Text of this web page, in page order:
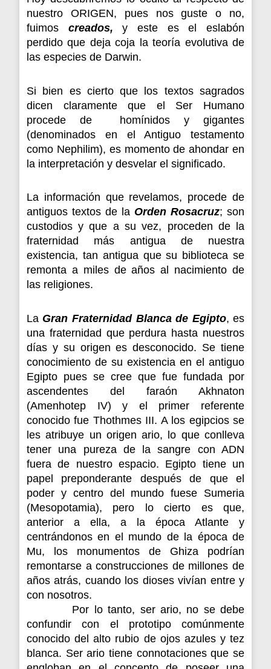
nuestro ORIGEN, pues nos guste o no,
fuimos creados,
y este es el eslabón
perdido que deja coja la teoría evolutiva de
las especies de Darwin.
Si bien es cierto que los textos sagrados
dicen claramente que el Ser Humano
procede de homínidos y gigantes
(denominados en el Antiguo testamento
como Nephilim), es momento de ahondar en
la interpretación y desvelar el significado.
La información que revelamos, procede de
antiguos textos de la Orden Rosacruz; son
custodios y que a su vez, proceden de la
fraternidad más antigua de nuestra
existencia, tan antigua que su biblioteca se
remonta a miles de años al nacimiento de
las religiones.
La Gran Fraternidad Blanca de Egipto, es
una fraternidad que perdura hasta nuestros
días y su origen es desconocido. Se tiene
conocimiento de su existencia en el antiguo
Egipto pues se cree que fue fundada por
ascendentes del faraón Akhnaton
(Amenhotep IV) y el primer referente
conocido fue Thothmes III. A los egipcios se
les atribuye un origen ario, lo que conlleva
tener una pureza de la sangre con ADN
fuera de nuestro espacio. Egipto tiene un
papel preponderante después de que el
poder y centro del mundo fuese Sumeria
(Mesopotamia), pero lo cierto es que,
anterior a ella, a la época Atlante y
centrándonos en el mundo de la época de
Mu, los monumentos de Ghiza podrían
remontarse a construcciones de millones de
años atrás, cuando los dioses vivían entre y
con nosotros.
Por lo tanto, ser ario, no se debe
confundir con el prototipo comúnmente
conocido del alto rubio de ojos azules y tez
blanca. Ser ario tiene connotaciones que se